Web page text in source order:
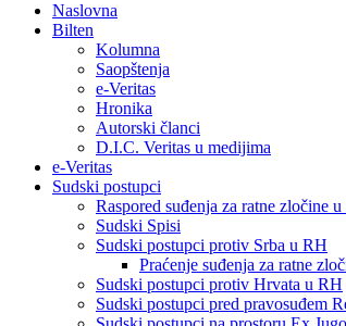
Naslovna
Bilten
Kolumna
Saopštenja
e-Veritas
Hronika
Autorski članci
D.I.C. Veritas u medijima
e-Veritas
Sudski postupci
Raspored suđenja za ratne zločine
Sudski Spisi
Sudski postupci protiv Srba u RH
Praćenje suđenja za ratne
Sudski postupci protiv Hrvata u RH
Sudski postupci pred pravosuđem